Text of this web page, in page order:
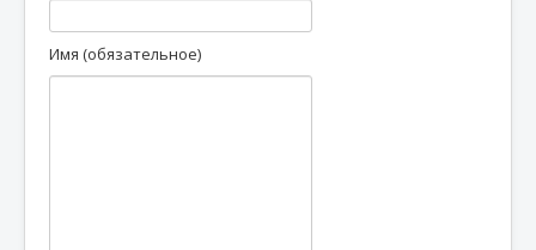
Имя (обязательное)